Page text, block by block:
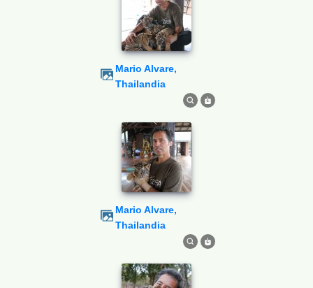
Mario Alvare,
Thailandia
Mario Alvare,
Thailandia